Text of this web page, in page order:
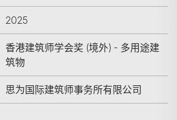
2025
香港建筑师学会奖 (境外) - 多用途建
筑物
思为国际建筑师事务所有限公司